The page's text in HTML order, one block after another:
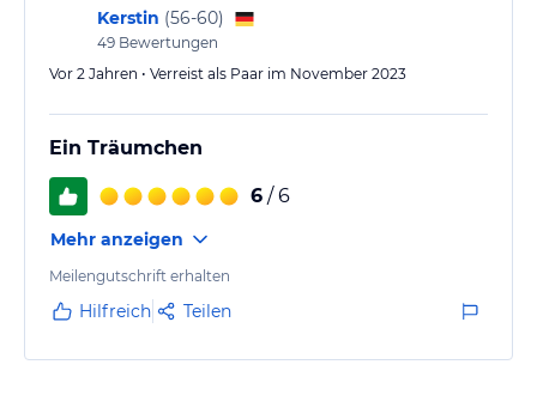
Kerstin (56-60)
49 Bewertungen
Vor 2 Jahren • Verreist als Paar im November 2023
Ein Träumchen
6 / 6
Mehr anzeigen
Meilengutschrift erhalten
Hilfreich Teilen